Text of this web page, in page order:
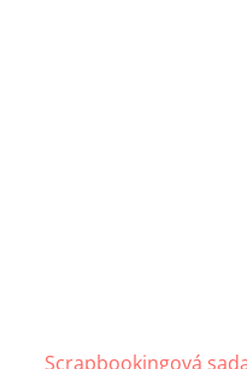
Scrapbookingová